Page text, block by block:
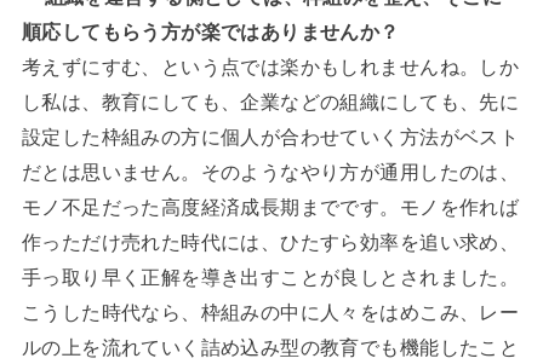
順応してもらう方が楽ではありませんか？
考えずにすむ、という点では楽かもしれませんね。しか
し私は、教育にしても、企業などの組織にしても、先に
設定した枠組みの方に個人が合わせていく方法がベスト
だとは思いません。そのようなやり方が通用したのは、
モノ不足だった高度経済成長期までです。モノを作れば
作っただけ売れた時代には、ひたすら効率を追い求め、
手っ取り早く正解を導き出すことが良しとされました。
こうした時代なら、枠組みの中に人々をはめこみ、レー
ルの上を流れていく詰め込み型の教育でも機能したこと